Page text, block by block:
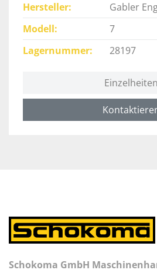
Hersteller
Gabler
Modell
7
Lagernummer
28197
Einzelheiten
Schokoma GmbH